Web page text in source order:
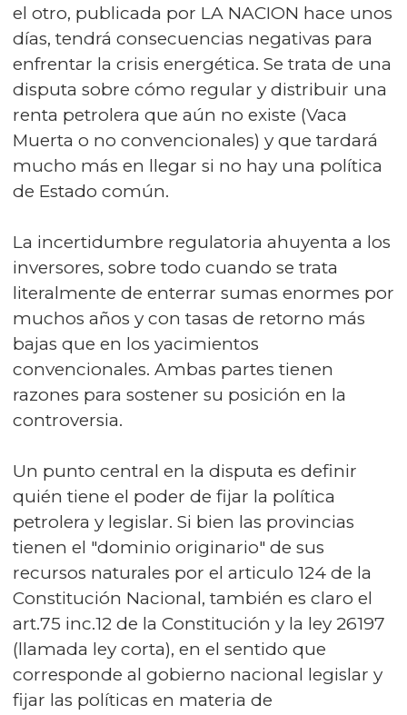
el otro, publicada por LA NACION hace unos
días, tendrá consecuencias negativas para
enfrentar la crisis energética. Se trata de una
disputa sobre cómo regular y distribuir una
renta petrolera que aún no existe (Vaca
Muerta o no convencionales) y que tardará
mucho más en llegar si no hay una política
de Estado común.
La incertidumbre regulatoria ahuyenta a los
inversores, sobre todo cuando se trata
literalmente de enterrar sumas enormes por
muchos años y con tasas de retorno más
bajas que en los yacimientos
convencionales. Ambas partes tienen
razones para sostener su posición en la
controversia.
Un punto central en la disputa es definir
quién tiene el poder de fijar la política
petrolera y legislar. Si bien las provincias
tienen el "dominio originario" de sus
recursos naturales por el articulo 124 de la
Constitución Nacional, también es claro el
art.75 inc.12 de la Constitución y la ley 26197
(llamada ley corta), en el sentido que
corresponde al gobierno nacional legislar y
fijar las políticas en materia de